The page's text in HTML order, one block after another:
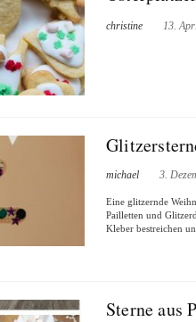
christine 13.
michael 3.
Eine glitzernde
Pailletten und
Kleber bestreichen
Sterne aus